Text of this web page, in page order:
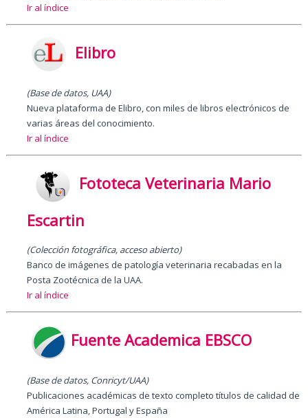
Ir al índice
Elibro
(Base de datos, UAA)
Nueva plataforma de Elibro, con miles de libros electrónicos de
varias áreas del conocimiento.
Ir al índice
Fototeca Veterinaria Mario
Escartin
(Colección fotográfica, acceso abierto)
Banco de imágenes de patología veterinaria recabadas en la
Posta Zootécnica de la UAA.
Ir al índice
Fuente Academica EBSCO
(Base de datos, Conricyt/UAA)
Publicaciones académicas de texto completo títulos de calidad de
América Latina, Portugal y España